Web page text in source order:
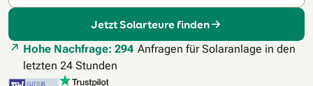
Jetzt Solarteure finden
Hohe Nachfrage: 294 Anfragen für Solaranlage in den
letzten 24 Stunden